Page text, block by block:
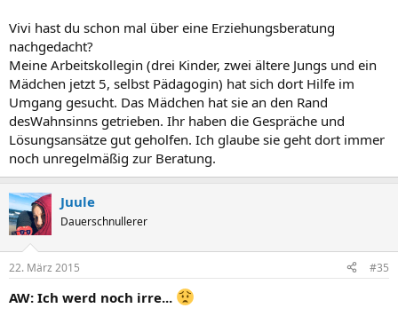
Vivi hast du schon mal über eine Erziehungsberatung
nachgedacht?
Meine Arbeitskollegin (drei Kinder, zwei ältere Jungs und ein
Mädchen jetzt 5, selbst Pädagogin) hat sich dort Hilfe im
Umgang gesucht. Das Mädchen hat sie an den Rand
desWahnsinns getrieben. Ihr haben die Gespräche und
Lösungsansätze gut geholfen. Ich glaube sie geht dort immer
noch unregelmäßig zur Beratung.
Juule
Dauerschnullerer
22. März 2015 #35
AW: Ich werd noch irre...